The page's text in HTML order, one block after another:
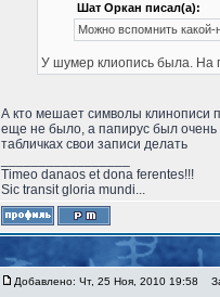
Шат Оркан писал(а):
Можно вспомнить какой-
У шумер клиопись была. На
А кто мешает символы клинописи
еще не было, а папирус был очень
табличках свои записи делать
Timeo danaos et dona ferentes!!!
Sic transit gloria mundi...
Добавлено: Чт, 25 Ноя, 2010 19:58